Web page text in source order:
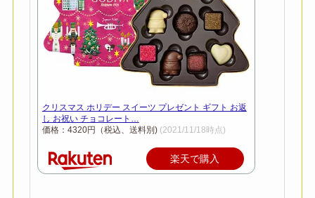
クリスマス ホリデー スイーツ プレゼント ギフト お返
し お祝い チョコレート…
価格：4320円（税込、送料別) (2021/11/18時点)
楽天で購入